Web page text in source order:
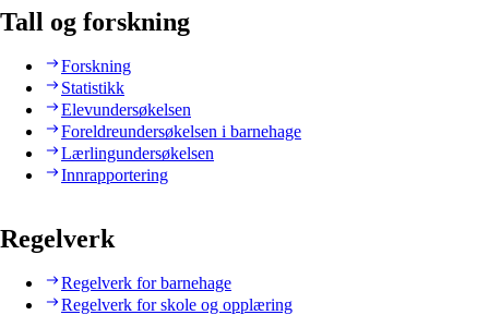
Tall og forskning
Forskning
Statistikk
Elevundersøkelsen
Foreldreundersøkelsen i barnehage
Lærlingundersøkelsen
Innrapportering
Regelverk
Regelverk for barnehage
Regelverk for skole og opplæring